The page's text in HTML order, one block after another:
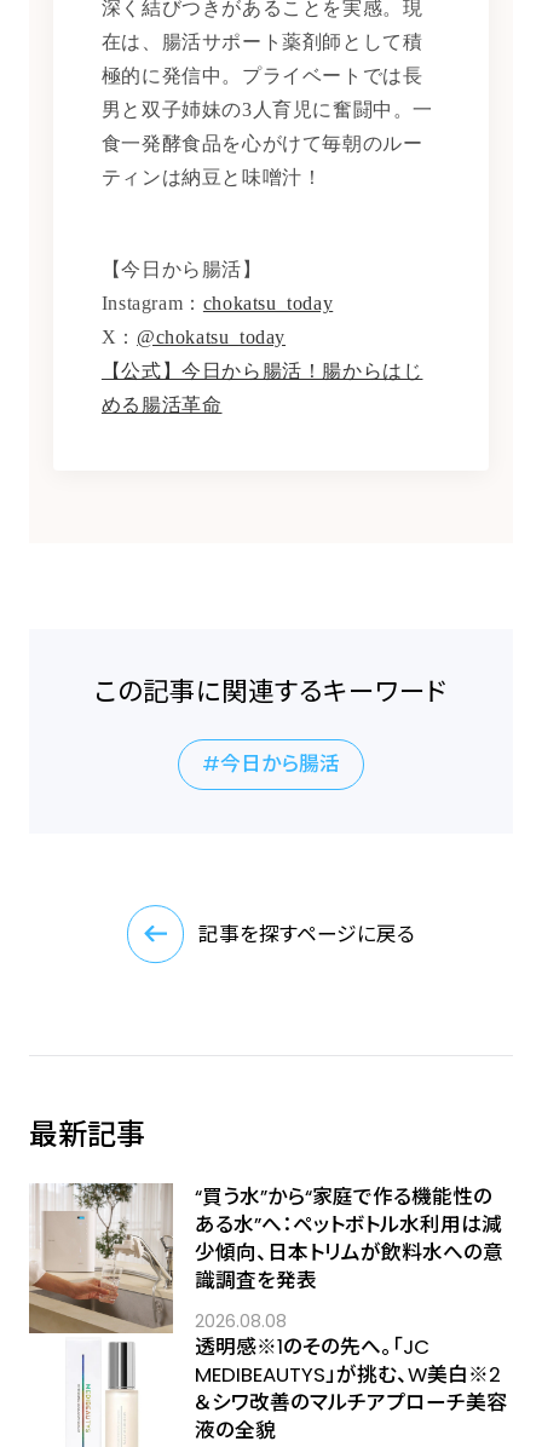
深く結びつきがあることを実感。現
在は、腸活サポート薬剤師として積
極的に発信中。プライベートでは長
男と双子姉妹の3人育児に奮闘中。一
食一発酵食品を心がけて毎朝のルー
ティンは納豆と味噌汁！
【今日から腸活】
Instagram： chokatsu_today
X： @chokatsu_today
【公式】今日から腸活！腸からはじ
める腸活革命
この記事に関連するキーワード
今日から腸活
記事を探すページに戻る
最新記事
“買う水”から“家庭で作る機能性の
ある水”へ：ペットボトル水利用は減
少傾向、日本トリムが飲料水への意
識調査を発表
2026.08.08
透明感※1のその先へ――。「JC
MEDIBEAUTYS」が挑む、W美白※2
＆シワ改善のマルチアプローチ美容
液の全貌